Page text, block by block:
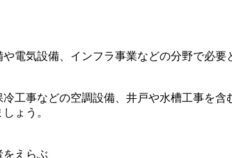
電気設備、インフラ事業などの分野で必
工事などの空調設備、井戸や水槽工事を
ょう。
をえらぶ